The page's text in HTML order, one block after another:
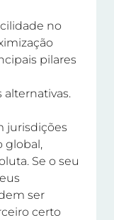
no
pilares
jurisdições
global,
Se o seu
ser
certo